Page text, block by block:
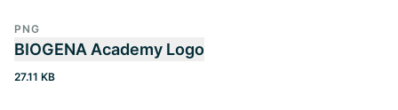
PNG
BIOGENA Academy Logo
27.11 KB